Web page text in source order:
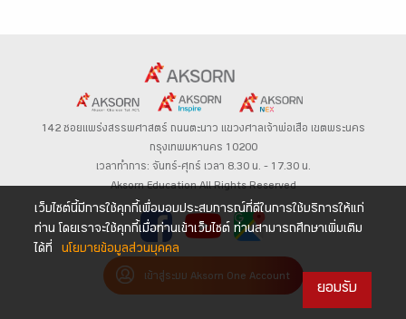
142 ซอยแพร่งสรรพศาสตร์ ถนนตะนาว แขวงศาลเจ้าพ่อเสือ เขตพระนคร
กรุงเทพมหานคร 10200
เวลาทำการ: จันทร์-ศุกร์ เวลา 8.30 น. – 17.30 น.
Aksorn Education All Rights Reserved
เข้าสู่ระบบ Aksorn One Account
เว็บไซต์นี้มีการใช้คุกกี้เพื่อมอบประสบการณ์ที่ดีในการใช้บริการให้แก่
ท่าน โดยเราจะใช้คุกกี้เมื่อท่านเข้าเว็บไซต์ ท่านสามารถศึกษาเพิ่มเติม
ได้ที่
นโยบายข้อมูลส่วนบุคคล
ยอมรับ